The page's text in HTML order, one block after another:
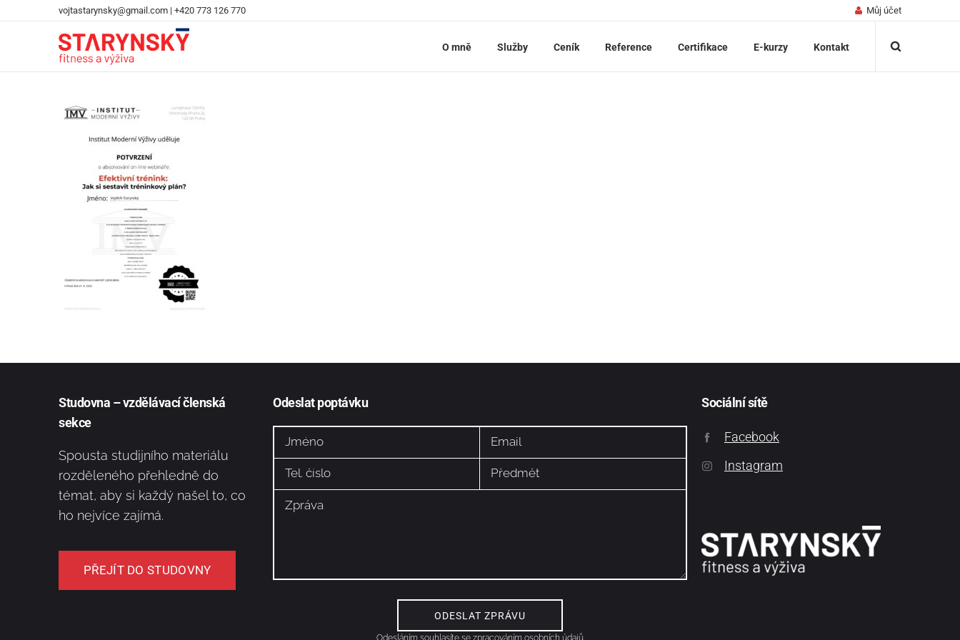
vojtastarynsky@gmail.com | +420 773 126 770 Můj účet
O mně Služby Ceník Reference Certifikace E-kurzy Kontakt
Studovna – vzdělávací členská
sekce
Spousta studijního materiálu
rozděleného přehledně do
témat, aby si každý našel to, co
ho nejvíce zajímá.
PŘEJÍT DO STUDOVNY
Odeslat poptávku Sociální sítě
Facebook
Instagram